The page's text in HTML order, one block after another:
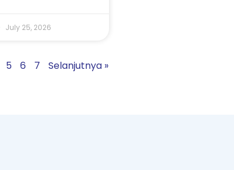
July 25, 2026
5 6 7 Selanjutnya »